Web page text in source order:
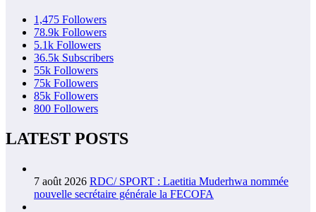
1,475 Followers
78.9k Followers
5.1k Followers
36.5k Subscribers
55k Followers
75k Followers
85k Followers
800 Followers
LATEST POSTS
7 août 2026 RDC/ SPORT : Laetitia Muderhwa nommée
nouvelle secrétaire générale la FECOFA